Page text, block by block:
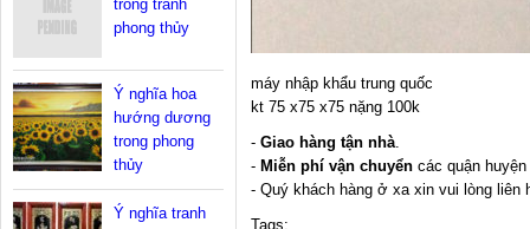
máy nhập khẩu trung quốc
kt 75 x75 x75 nặng 100k
- Giao hàng tận nhà
- Miễn phí vận chuyển các quận
- Quý khách hàng ở xa xin vui lòng
Tags:
trong tranh
phong thủy
Ý nghĩa hoa
hướng dương
trong phong
thủy
Ý nghĩa tranh